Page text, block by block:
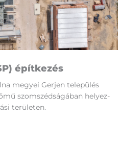
épít­ke­zés
me­gyei Ger­jen te­le­pü­lés
szom­széd­sá­gá­ban he­lyez­
te­rü­le­ten.